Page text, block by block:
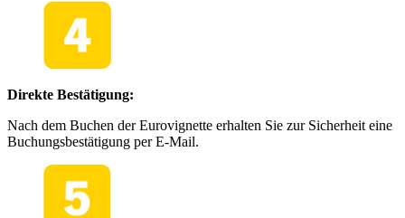
Direkte Bestätigung:
Nach dem Buchen der Eurovignette erhalten Sie zur Sicherheit eine
Buchungsbestätigung per E-Mail.